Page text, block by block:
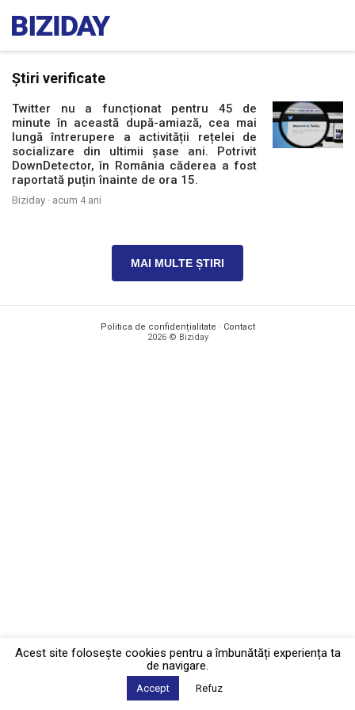
Știri verificate
Twitter nu a funcționat pentru 45 de
minute în această după-amiază, cea mai
lungă întrerupere a activității rețelei de
socializare din ultimii șase ani. Potrivit
DownDetector, în România căderea a fost
raportată puțin înainte de ora 15.
Biziday · acum 4 ani
MAI MULTE ȘTIRI
Politica de confidențialitate · Contact
2026 © Biziday
Acest site foloseşte cookies pentru a îmbunătăți experiența ta
de navigare.
Accept Refuz